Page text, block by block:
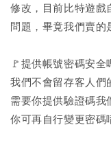
修改，目前比特遊戲
問題，畢竟我們賣的
🚩提供帳號密碼安全
我們不會留存客人們
需要你提供驗證碼我
你可再自行變更密碼